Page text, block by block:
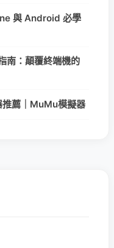
與 Android 必學
南：顛覆終端機的
薦｜MuMu模擬器